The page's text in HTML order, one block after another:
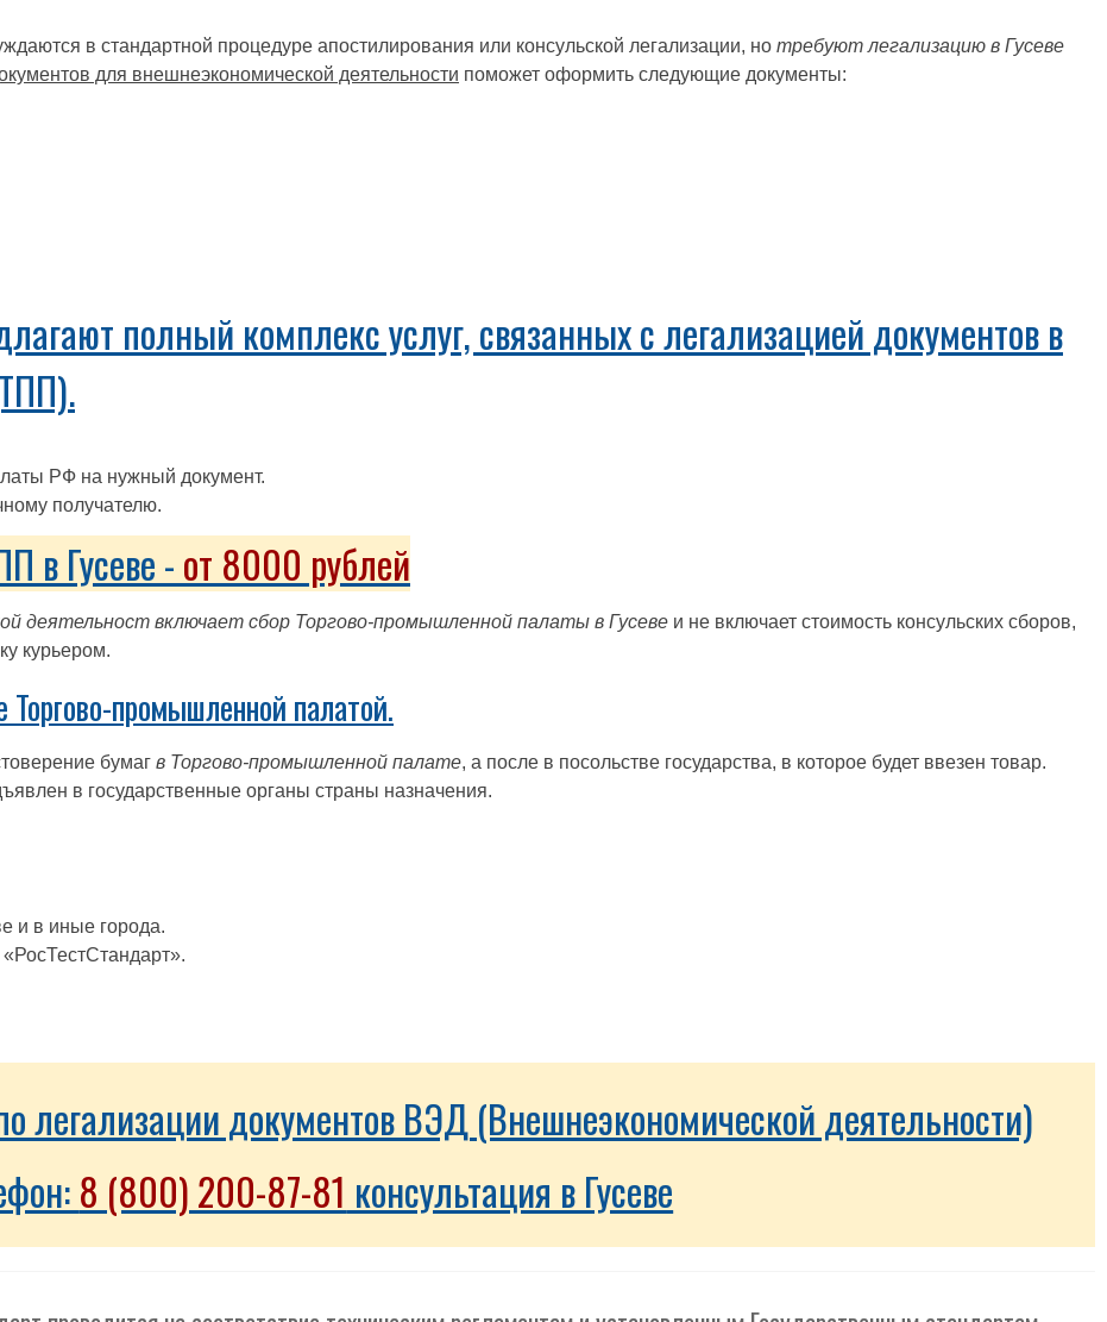
в стандартной процедуре апостилирования или консульской легализации, но требуют легализацию в Гусеве
для внешнеэкономической деятельности поможет оформить следующие документы:
полный комплекс услуг, связанных с легализацией документов в
РФ на нужный документ.
получателю.
в Гусеве -от 8000 рублей
деятельност включает сбор Торгово-промышленной палаты в Гусеве и не включает стоимость консульских сборов,
курьером.
промышленной палатой.
бумаг в Торгово-промышленной палате, а после в посольстве государства, в которое будет ввезен товар.
в государственные органы страны назначения.
и в иные города.
легализации документов ВЭД (Внешнеэкономической деятельности)
8 (800) 200-87-81 консультация в Гусеве